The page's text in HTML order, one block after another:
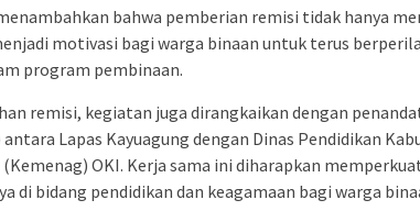
bahwa pemberian remisi tidak hanya
motivasi bagi warga binaan untuk terus
program pembinaan.
remisi, kegiatan juga dirangkaikan dengan
Lapas Kayuagung dengan Dinas Pendidikan
OKI. Kerja sama ini diharapkan
di bidang pendidikan dan keagamaan bagi warga